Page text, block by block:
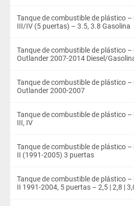
Tanque de combustible de plástico
III/IV (5 puertas) – 3.5, 3.8 Gasolina
Tanque de combustible de plástico
Outlander 2007-2014 Diesel/
Tanque de combustible de plástico
Outlander 2000-2007
Tanque de combustible de plástico
III, IV
Tanque de combustible de plástico
II (1991-2005) 3 puertas
Tanque de combustible de plástico
II 1991-2004, 5 puertas – 2,5 | 2,8 |